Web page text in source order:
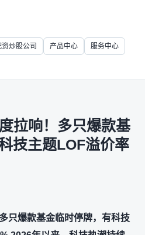
资炒股公司 产品中心 服务中心
拉响！多只爆款基
技主题LOF溢价率
只爆款基金临时停牌，有科技